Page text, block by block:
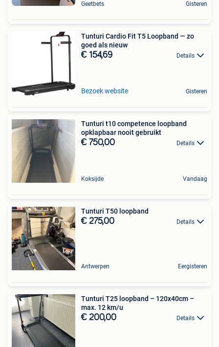
Geetbets Gisteren
Tunturi Cardio Fit T5 Loopband — zo
goed als nieuw
€ 154,69 Details
Bezoek website Gisteren
Tunturi t10 competence loopband
opklapbaar nooit gebruikt
€ 750,00 Details
Koksijde Vandaag
Tunturi T50 loopband
€ 275,00 Details
Antwerpen Eergisteren
Tunturi T25 loopband – 120x40cm –
max. 12 km/u
€ 200,00 Details